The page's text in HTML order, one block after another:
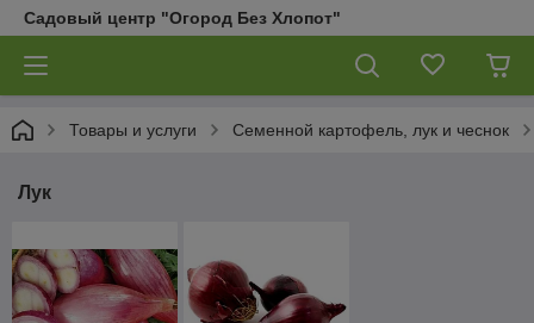
Садовый центр "Огород Без Хлопот"
Товары и услуги Семенной картофель, лук и чеснок
Лук